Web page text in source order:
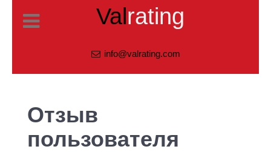
Valrating
info@valrating.com
Отзыв
пользователя